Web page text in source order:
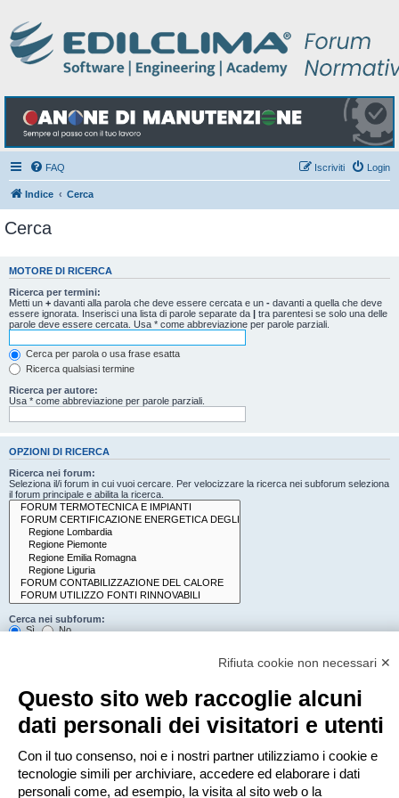
FAQ Login
Iscriviti
Indice Cerca
Cerca
MOTORE DI RICERCA
Ricerca per termini:
Metti un + davanti alla parola che deve essere cercata e un - davanti a quella che deve
essere ignorata. Inserisci una lista di parole separate da | tra parentesi se solo una delle
parole deve essere cercata. Usa * come abbreviazione per parole parziali.
Cerca per parola o usa frase esatta
Ricerca qualsiasi termine
Ricerca per autore:
Usa * come abbreviazione per parole parziali.
OPZIONI DI RICERCA
Ricerca nei forum:
Seleziona il/i forum in cui vuoi cercare. Per velocizzare la ricerca nei subforum seleziona
il forum principale e abilita la ricerca.
Cerca nei subforum:
Sì
No
Solo tra i titoli degli argomenti
Solo il primo messaggio dell’argomento
Mostra i risultati come:
Messaggi
Argomenti
Ordina risultati per:
Crescente
Decrescente
Rifiuta cookie non necessari ✕
Questo sito web raccoglie alcuni
dati personali dei visitatori e utenti
Con il tuo consenso, noi e i nostri partner utilizziamo i cookie e
tecnologie simili per archiviare, accedere ed elaborare i dati
personali come, ad esempio, la visita al sito web o la